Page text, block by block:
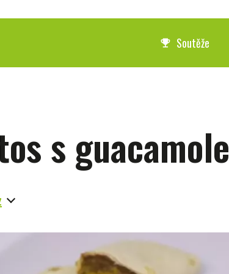
emoji_events Soutěže
s guacamole